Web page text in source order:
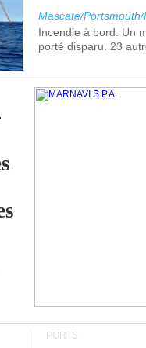
Mascate/
Incendie à bord. Un
porté disparu. 23
PORTS